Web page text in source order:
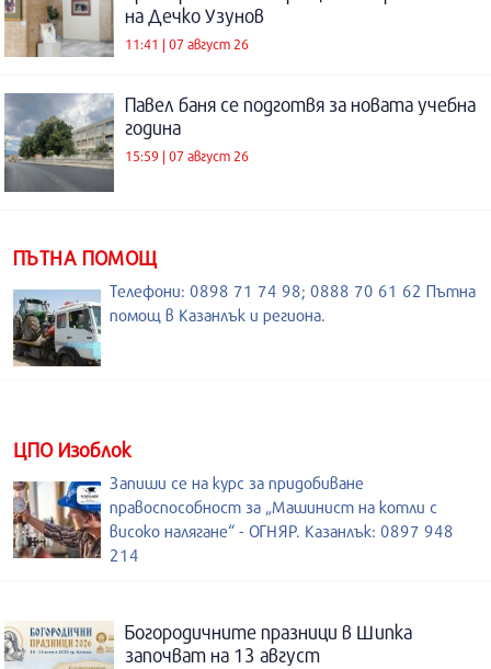
на Дечко Узунов
11:41 | 07 август 26
Павел баня се подготвя за новата учебна
година
15:59 | 07 август 26
ПЪТНА ПОМОЩ
Телефони: 0898 71 74 98; 0888 70 61 62 Пътна
помощ в Казанлък и региона.
ЦПО Изоблок
Запиши се на курс за придобиване
правоспособност за „Машинист на котли с
високо налягане“ - ОГНЯР. Казанлък: 0897 948
214
Богородичните празници в Шипка
започват на 13 август